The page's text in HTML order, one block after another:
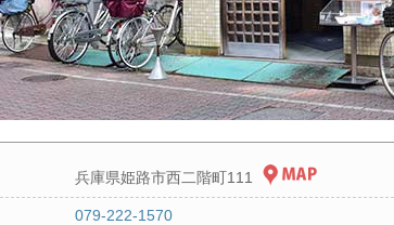
兵庫県姫路市西二階町111
079-222-1570